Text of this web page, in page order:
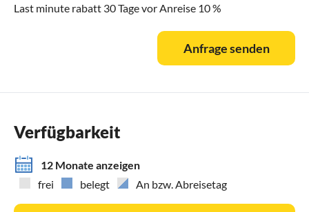
Last minute rabatt 30 Tage vor Anreise 10 %
Anfrage senden
Verfügbarkeit
12 Monate anzeigen
frei
belegt An bzw. Abreisetag